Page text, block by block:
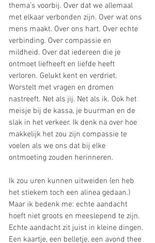
thema’s voorbij. Over dat we allemaal
met elkaar verbonden zijn. Over wat ons
mens maakt. Over ons hart. Over echte
verbinding. Over compassie en
mildheid. Over dat iedereen die je
ontmoet liefheeft en liefde heeft
verloren. Gelukt kent en verdriet.
Worstelt met vragen en dromen
nastreeft. Net als jij. Net als ik. Ook het
meisje bij de kassa, je buurman en de
slak in het verkeer. Ik denk na over hoe
makkelijk het zou zijn compassie te
voelen als we ons dat bij elke
ontmoeting zouden herinneren.
Ik zou uren kunnen uitweiden (en heb
het stiekem toch een alinea gedaan.)
Maar ik bedenk me: echte aandacht
hoeft niet groots en meeslepend te zijn.
Echte aandacht zit juist in kleine dingen.
Een kaartje, een belletje, een avond thee